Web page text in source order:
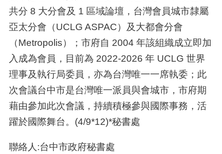
共分 8 大分會及 1 區域論壇，台灣會員城市隸屬
亞太分會（UCLG ASPAC）及大都會分會
（Metropolis）；市府自 2004 年該組織成立即加
入成為會員，目前為 2022-2026 年UCLG 世界
理事及執行局委員，亦為台灣唯一一席執委；此
次會議台中市是台灣唯一派員與會城市，市府期
藉由參加此次會議，持續積極參與國際事務，活
躍於國際舞台。(4/9*12)*秘書處
聯絡人:台中市政府秘書處